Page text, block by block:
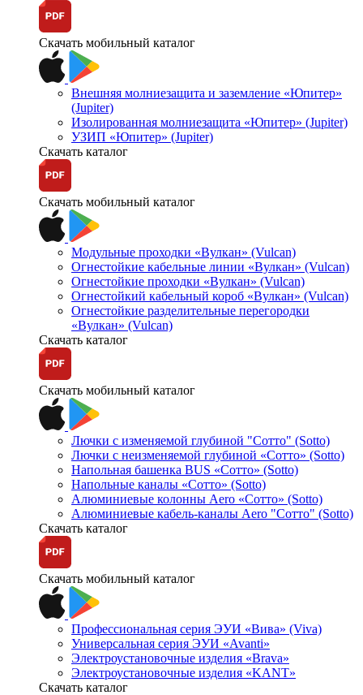
Скачать мобильный каталог
Внешняя молниезащита и заземление «Юпитер»
(Jupiter)
Изолированная молниезащита «Юпитер» (Jupiter)
УЗИП «Юпитер» (Jupiter)
Скачать каталог
Скачать мобильный каталог
Модульные проходки «Вулкан» (Vulcan)
Огнестойкие кабельные линии «Вулкан» (Vulcan)
Огнестойкие проходки «Вулкан» (Vulcan)
Огнестойкий кабельный короб «Вулкан» (Vulcan)
Огнестойкие разделительные перегородки
«Вулкан» (Vulcan)
Скачать каталог
Скачать мобильный каталог
Лючки с изменяемой глубиной "Сотто" (Sotto)
Лючки с неизменяемой глубиной «Сотто» (Sotto)
Напольная башенка BUS «Сотто» (Sotto)
Напольные каналы «Сотто» (Sotto)
Алюминиевые колонны Aero «Сотто» (Sotto)
Алюминиевые кабель-каналы Aero "Сотто" (Sotto)
Скачать каталог
Скачать мобильный каталог
Профессиональная серия ЭУИ «Вива» (Viva)
Универсальная серия ЭУИ «Avanti»
Электроустановочные изделия «Brava»
Электроустановочные изделия «KANT»
Скачать каталог